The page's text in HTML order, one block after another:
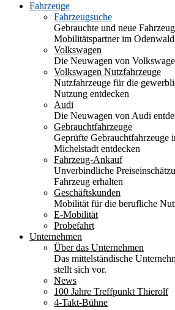
Fahrzeuge
Fahrzeugsuche
Gebrauchte und neue
Mobilitätspartner im Odenwald
Volkswagen
Die Neuwagen von
Volkswagen Nutzfahrzeuge
Nutzfahrzeuge für die
Nutzung entdecken
Audi
Die Neuwagen von Audi
Gebrauchtfahrzeuge
Geprüfte Gebrauchtfahrzeuge
Michelstadt entdecken
Fahrzeug-Ankauf
Unverbindliche
Fahrzeug erhalten
Geschäftskunden
Mobilität für die berufliche
E-Mobilität
Probefahrt
Unternehmen
Über das Unternehmen
Das mittelständische
stellt sich vor.
News
100 Jahre Treffpunkt Thierolf
4-Takt-Bühne